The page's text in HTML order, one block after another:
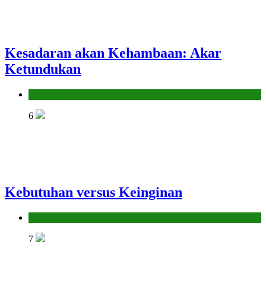
Kesadaran akan Kehambaan: Akar
Ketundukan
6
Kebutuhan versus Keinginan
7